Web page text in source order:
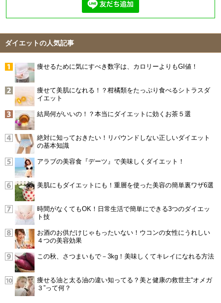
ダイエットの人気記事
痩せるために気にすべき数字は、カロリーよりもGI値！
痩せて美肌になれる！？柑橘類をたっぷり食べるシトラスダ
イエット
結局何がいいの！？本当にダイエットに効くお茶５選
絶対に知っておきたい！リバウンドしない正しいダイエット
の基本知識
アラブの美容食『デーツ』で美味しくダイエット！
美肌にもダイエットにも！重層を使った美容の簡単裏ワザ6選
時間がなくてもOK！日常生活で簡単にできる3つのダイエッ
ト技
お酒のお供だけじゃもったいない！ウコンの女性にうれしい
４つの美容効果
この秋、さつまいもで－3kg！美味しくてキレイになれる方法
痩せる油と太る油の違い知ってる？美と健康の救世主“オメガ
３”って何？